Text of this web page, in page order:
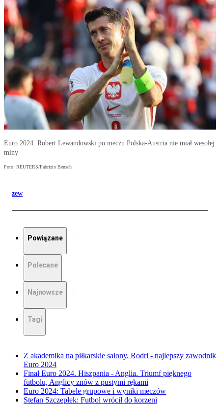
Euro 2024. Robert Lewandowski po meczu Polska-Austria nie miał wesołej
miny
Foto: REUTERS/Fabrizio Bensch
zew
Powiązane
Polecane
Najnowsze
Tagi
Z akademika na piłkarskie salony. Rodri - najlepszy zawodnik
Euro 2024
Finał Euro 2024. Hiszpania - Anglia. Triumf pięknego
futbolu, Anglicy znów z pustymi rękami
Euro 2024: Tabele grupowe i wyniki meczów
Stefan Szczepłek: Futbol wrócił do korzeni